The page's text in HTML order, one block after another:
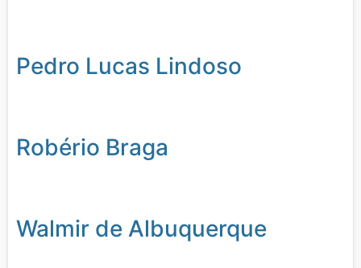
Pedro Lucas Lindoso
Robério Braga
Walmir de Albuquerque